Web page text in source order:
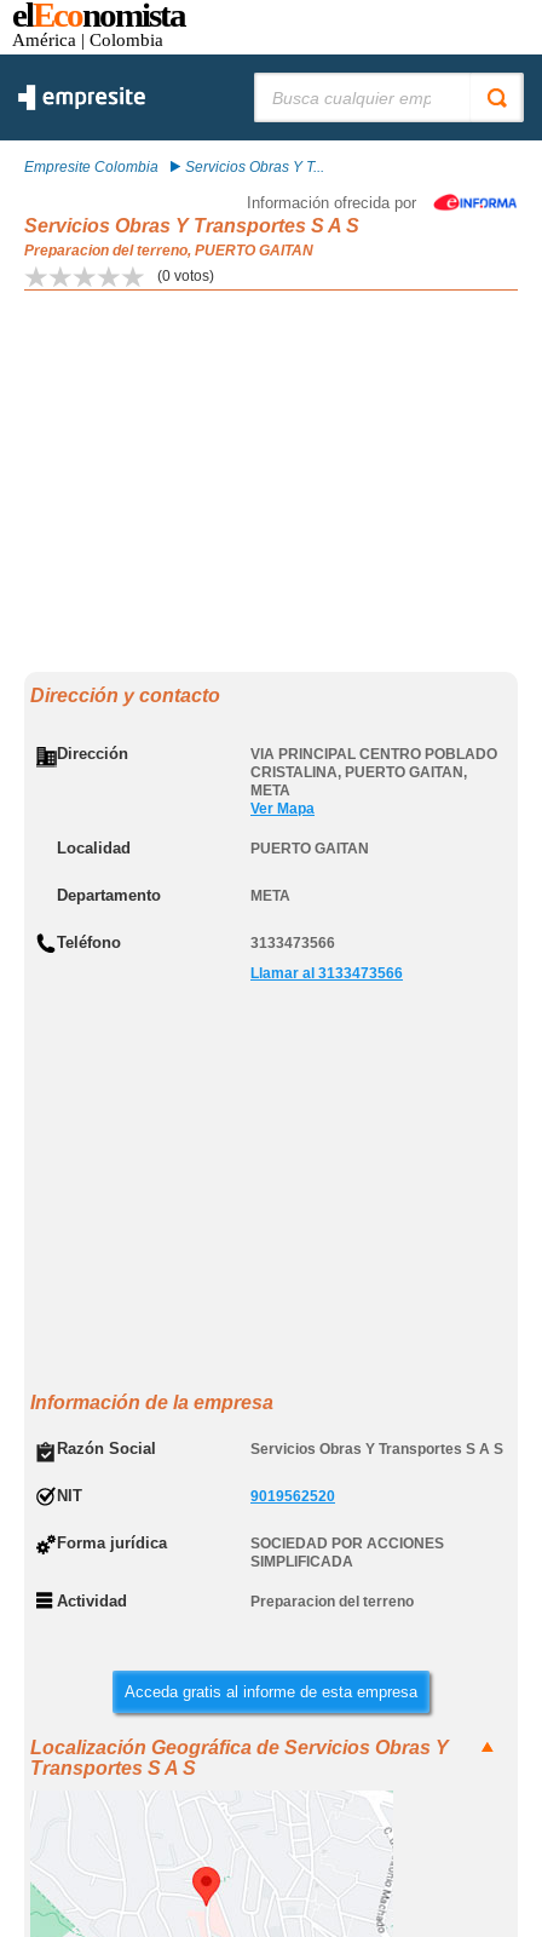
elEconomista
América | Colombia
Empresite Colombia Servicios Obras Y T...
Información ofrecida por
Servicios Obras Y Transportes S A S
Preparacion del terreno, PUERTO GAITAN
(0 votos)
Dirección y contacto
Dirección
VIA PRINCIPAL CENTRO POBLADO
CRISTALINA, PUERTO GAITAN ,
META
Ver Mapa
Localidad PUERTO GAITAN
Departamento META
Teléfono
3133473566
Llamar al 3133473566
Información de la empresa
Razón Social Servicios Obras Y Transportes S A S
NIT 9019562520
Forma jurídica
SOCIEDAD POR ACCIONES
SIMPLIFICADA
Actividad Preparacion del terreno
Acceda gratis al informe de esta empresa
Localización Geográfica de Servicios Obras Y
Transportes S A S